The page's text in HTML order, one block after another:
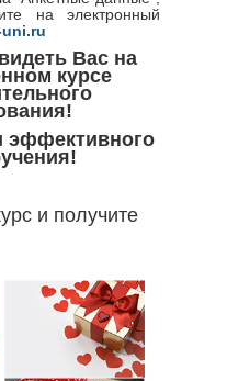
на электронный
Вас на
курсе
эффективного
и получите